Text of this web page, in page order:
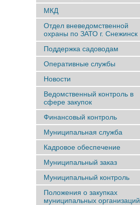
МКД
Отдел вневедомственной
охраны по ЗАТО г. Снежинск
Поддержка садоводам
Оперативные службы
Новости
Ведомственный контроль в
сфере закупок
Финансовый контроль
Муниципальная служба
Кадровое обеспечение
Муниципальный заказ
Муниципальный контроль
Положения о закупках
муниципальных организаций